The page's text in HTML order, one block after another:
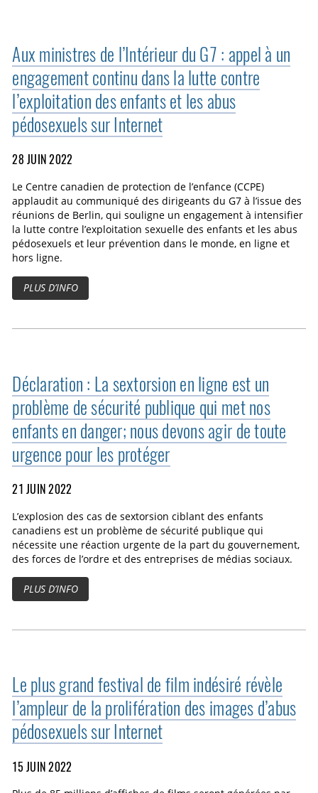
Aux ministres de l’Intérieur du G7 : appel à un
engagement continu dans la lutte contre
l’exploitation des enfants et les abus
pédosexuels sur Internet
28 JUIN 2022
Le Centre canadien de protection de l’enfance (CCPE)
applaudit au communiqué des dirigeants du G7 à l’issue des
réunions de Berlin, qui souligne un engagement à intensifier
la lutte contre l’exploitation sexuelle des enfants et les abus
pédosexuels et leur prévention dans le monde, en ligne et
hors ligne.
PLUS D’INFO
Déclaration : La sextorsion en ligne est un
problème de sécurité publique qui met nos
enfants en danger; nous devons agir de toute
urgence pour les protéger
21 JUIN 2022
L’explosion des cas de sextorsion ciblant des enfants
canadiens est un problème de sécurité publique qui
nécessite une réaction urgente de la part du gouvernement,
des forces de l’ordre et des entreprises de médias sociaux.
PLUS D’INFO
Le plus grand festival de film indésiré révèle
l’ampleur de la prolifération des images d’abus
pédosexuels sur Internet
15 JUIN 2022